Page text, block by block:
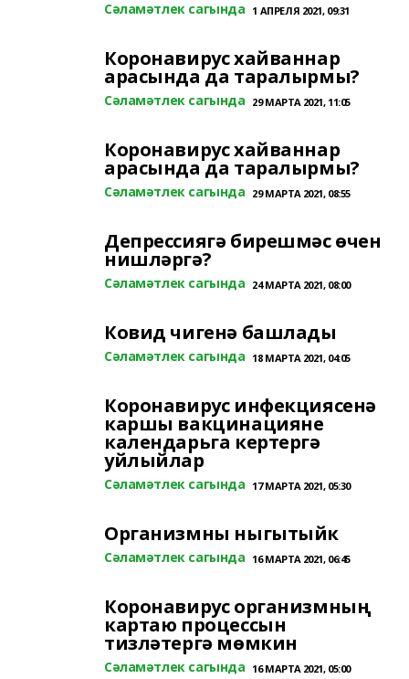
Сәламәтлек сагында 1 АПРЕЛЯ 2021, 09:31
Коронавирус хайваннар
арасында да таралырмы?
Сәламәтлек сагында 29 МАРТА 2021, 11:05
Коронавирус хайваннар
арасында да таралырмы?
Сәламәтлек сагында 29 МАРТА 2021, 08:55
Депрессиягә бирешмәс өчен
нишләргә?
Сәламәтлек сагында 24 МАРТА 2021, 08:00
Ковид чигенә башлады
Сәламәтлек сагында 18 МАРТА 2021, 04:05
Коронавирус инфекциясенә
каршы вакцинацияне
календарьга кертергә
уйлыйлар
Сәламәтлек сагында 17 МАРТА 2021, 05:30
Организмны ныгытыйк
Сәламәтлек сагында 16 МАРТА 2021, 06:45
Коронавирус организмның
картаю процессын
тизләтергә мөмкин
Сәламәтлек сагында 16 МАРТА 2021, 05:00